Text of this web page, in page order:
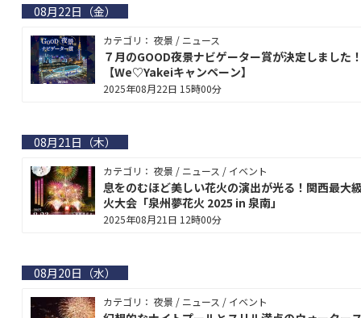
08月22日（金）
カテゴリ： 夜景 / ニュース
７月のGOOD夜景ナビゲーター賞が決定しました！
【We♡Yakeiキャンペーン】
2025年08月22日 15時00分
08月21日（木）
カテゴリ： 夜景 / ニュース / イベント
息をのむほど美しい花火の演出が光る！関西最大
火大会「泉州夢花火 2025 in 泉南」
2025年08月21日 12時00分
08月20日（水）
カテゴリ： 夜景 / ニュース / イベント